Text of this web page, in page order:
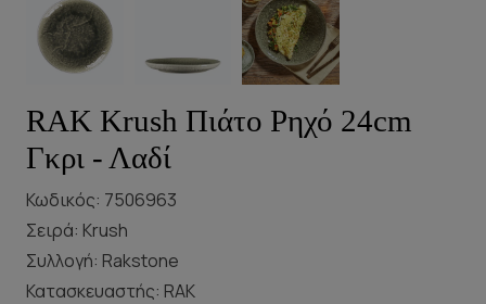
RAK Krush Πιάτο Ρηχό 24cm
Γκρι - Λαδί
Κωδικός: 7506963
Σειρά: Krush
Συλλογή: Rakstone
Κατασκευαστής: RAK